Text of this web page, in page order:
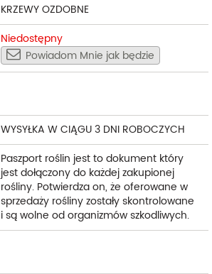
KRZEWY OZDOBNE
Niedostępny
Powiadom Mnie jak będzie
WYSYŁKA W CIĄGU 3 DNI ROBOCZYCH
Paszport roślin jest to dokument który
jest dołączony do każdej zakupionej
rośliny. Potwierdza on, że oferowane w
sprzedaży rośliny zostały skontrolowane
i są wolne od organizmów szkodliwych.